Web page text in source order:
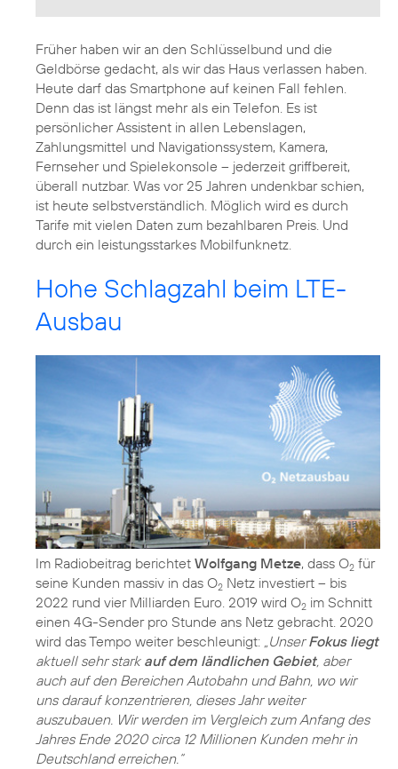
Früher haben wir an den Schlüsselbund und die
Geldbörse gedacht, als wir das Haus verlassen haben.
Heute darf das Smartphone auf keinen Fall fehlen.
Denn das ist längst mehr als ein Telefon. Es ist
persönlicher Assistent in allen Lebenslagen,
Zahlungsmittel und Navigationssystem, Kamera,
Fernseher und Spielekonsole – jederzeit griffbereit,
überall nutzbar. Was vor 25 Jahren undenkbar schien,
ist heute selbstverständlich. Möglich wird es durch
Tarife mit vielen Daten zum bezahlbaren Preis. Und
durch ein leistungsstarkes Mobilfunknetz.
Hohe Schlagzahl beim LTE-
Ausbau
Im Radiobeitrag berichtet Wolfgang Metze, dass O2 für
seine Kunden massiv in das O2 Netz investiert – bis
2022 rund vier Milliarden Euro. 2019 wird O2 im Schnitt
einen 4G-Sender pro Stunde ans Netz gebracht. 2020
wird das Tempo weiter beschleunigt: „UnserFokus liegt
aktuell sehr stark auf dem ländlichen Gebiet, aber
auch auf den Bereichen Autobahn und Bahn, wo wir
uns darauf konzentrieren, dieses Jahr weiter
auszubauen. Wir werden im Vergleich zum Anfang des
Jahres Ende 2020 circa 12 Millionen Kunden mehr in
Deutschland erreichen.“